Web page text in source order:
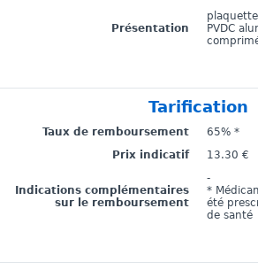
Présentation
PVDC
Tarification
Taux de remboursement
65% *
Prix indicatif
13.30 €
Indications complémentaires
sur le remboursement
-
*
été
de santé